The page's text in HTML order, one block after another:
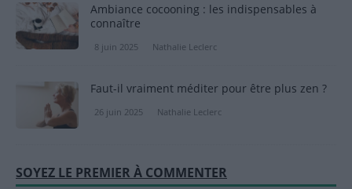
Ambiance cocooning : les indispensables à
connaître
8 juin 2025 Nathalie Leclerc
Faut-il vraiment méditer pour être plus zen ?
26 juin 2025 Nathalie Leclerc
SOYEZ LE PREMIER À COMMENTER